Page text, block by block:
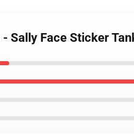
Sally Face Sticker